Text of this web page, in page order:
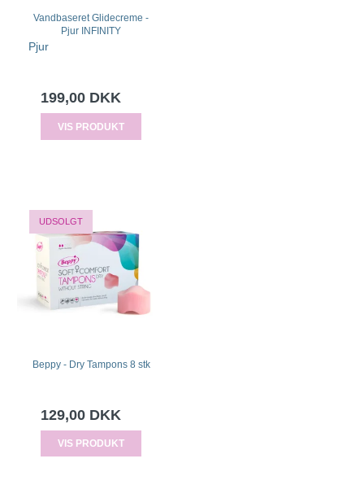
Vandbaseret Glidecreme -
Pjur INFINITY
Pjur
199,00 DKK
VIS PRODUKT
UDSOLGT
Beppy - Dry Tampons 8 stk
129,00 DKK
VIS PRODUKT